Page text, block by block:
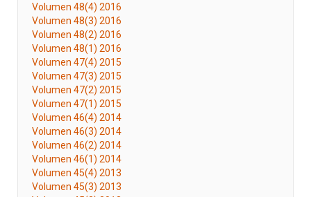
Volumen 48(4) 2016
Volumen 48(3) 2016
Volumen 48(2) 2016
Volumen 48(1) 2016
Volumen 47(4) 2015
Volumen 47(3) 2015
Volumen 47(2) 2015
Volumen 47(1) 2015
Volumen 46(4) 2014
Volumen 46(3) 2014
Volumen 46(2) 2014
Volumen 46(1) 2014
Volumen 45(4) 2013
Volumen 45(3) 2013